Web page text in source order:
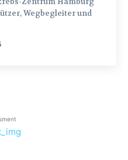
Wegbegleiter und